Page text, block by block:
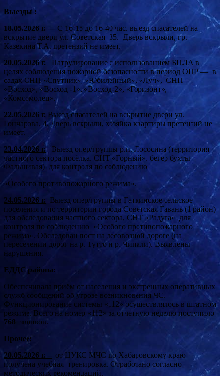
Выезды :
18.05.2026 г. — С 16-15 до 16-40 час. выезд спасателей на
вскрытие двери ул. Советская 35. Дверь вскрыли, гр.
Казекина Т.А. претензий не имеет.
20.05.2026 г.
Патрулирование с использованием БПЛА в
целях соблюдения пожарной безопасности в период ОПР — в
садах СНП «Спутник», «Юбилейный», «Луч», СНП
«Восход», «Восход -1», «Восход-2», «Горизонт»,
«Комсомолец».
22.05.2026 г. Выезд спасателей на вскрытие двери ул.
Гончарова, 4. Дверь вскрыли, хозяйка квартиры претензий не
имеет.
23.04.2026 г.Выезд опер/группы р.п. Лососина (территория
частного сектора посёлка, СНТ «Горный», бегер бухты
Фальшивая) для контроля по соблюдению
«Особого противопожарного режима».
24.05.2026 г. Выезд опер/группы в Гаткинское сельское
поселения и по территории города Советская Гавань (1 район)
для обследования частного сектора, СНТ «Радуга» для
контроля по соблюдению «Особого противопожарного
режима». Обследован пост на лесовозной дороге (на
пересечении дорог на р. Тутто и р. Чипали). Выявлены
нарушения.
ЕДДС района:
Обеспечивала приём от населения и экстренных оперативных
служб сообщений об угрозе возникновения ЧС.
Функционирование системы «112» осуществлялось в штатном
режиме. Всего на номер «112» за отчетную неделю поступило
768 звонков.
Прочее:
20.05.2026 г. – от ЦУКС МЧС по Хабаровскому краю
получена учебная тренировка. Отработано согласно
методических рекомендаций.